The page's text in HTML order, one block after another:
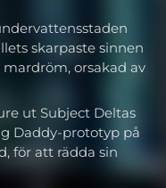
skarpaste sinnen
orsakad av
ut Subject Deltas
Daddy-prototyp på
för att rädda sin